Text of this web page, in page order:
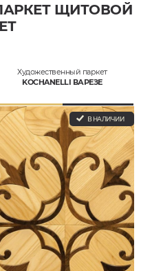
ЩИТОВОЙ
Художественный паркет
KOCHANELLI ВАРЕЗЕ
В НАЛИЧИИ